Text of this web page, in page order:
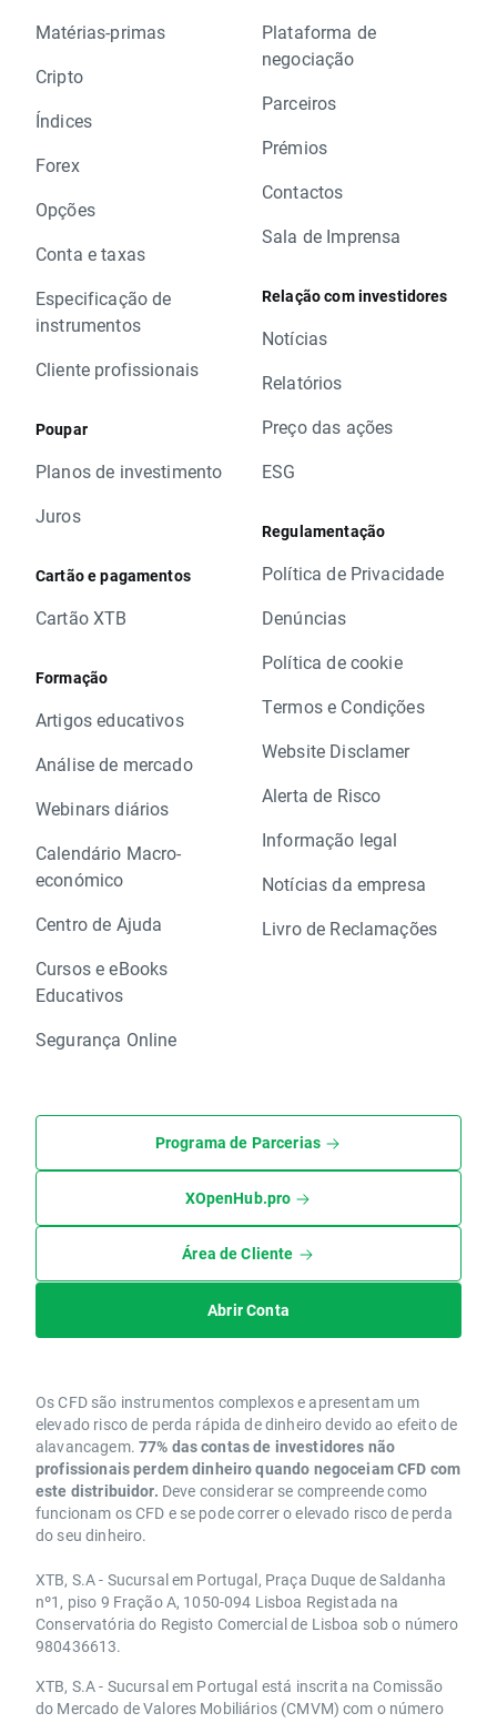
Matérias-primas
Cripto
Índices
Forex
Opções
Conta e taxas
Especificação de
instrumentos
Cliente profissionais
Poupar
Planos de investimento
Juros
Cartão e pagamentos
Cartão XTB
Formação
Artigos educativos
Análise de mercado
Webinars diários
Calendário Macro-
económico
Centro de Ajuda
Cursos e eBooks
Educativos
Segurança Online
Plataforma de
negociação
Parceiros
Prémios
Contactos
Sala de Imprensa
Relação com investidores
Notícias
Relatórios
Preço das ações
ESG
Regulamentação
Política de Privacidade
Denúncias
Política de cookie
Termos e Condições
Website Disclamer
Alerta de Risco
Informação legal
Notícias da empresa
Livro de Reclamações
Programa de Parcerias
XOpenHub.pro
Área de Cliente
Abrir Conta
Os CFD são instrumentos complexos e apresentam um
elevado risco de perda rápida de dinheiro devido ao efeito de
alavancagem. 77% das contas de investidores não
profissionais perdem dinheiro quando negoceiam CFD com
este distribuidor. Deve considerar se compreende como
funcionam os CFD e se pode correr o elevado risco de perda
do seu dinheiro.
XTB, S.A - Sucursal em Portugal, Praça Duque de Saldanha
nº1, piso 9 Fração A, 1050-094 Lisboa Registada na
Conservatória do Registo Comercial de Lisboa sob o número
980436613.
XTB, S.A - Sucursal em Portugal está inscrita na Comissão
do Mercado de Valores Mobiliários (CMVM) com o número